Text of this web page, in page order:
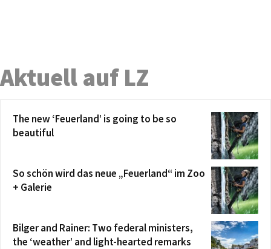
Aktuell auf LZ
The new ‘Feuerland’ is going to be so
beautiful
So schön wird das neue „Feuerland“ im Zoo
+ Galerie
Bilger and Rainer: Two federal ministers,
the ‘weather’ and light-hearted remarks